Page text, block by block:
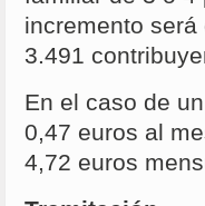
incremento
3.491
En el caso de
0,47 euros al
4,72 euros